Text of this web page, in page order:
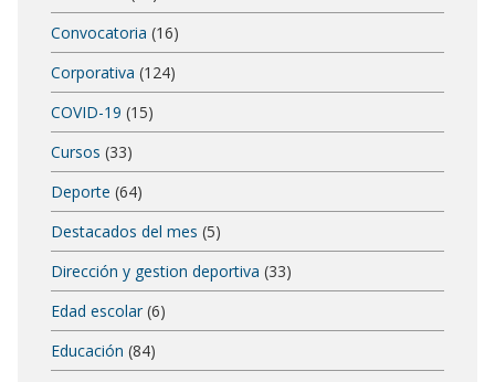
Convocatoria (16)
Corporativa (124)
COVID-19 (15)
Cursos (33)
Deporte (64)
Destacados del mes (5)
Dirección y gestion deportiva (33)
Edad escolar (6)
Educación (84)